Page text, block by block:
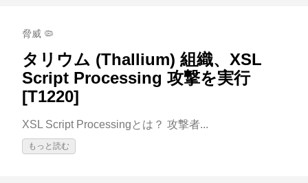
脅威 🦠
タリウム (Thallium) 組織、XSL
Script Processing 攻撃を実行
[T1220]
XSL Script Processingとは？ 攻撃者...
もっと読む